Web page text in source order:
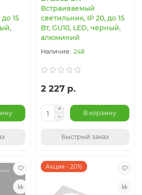
15
Встраиваемый
светильник, IP 20, до 15
Вт, GU10, LED, черный,
алюминий
248
2 227 р.
В корзину
Быстрый заказ
Акция - 20%